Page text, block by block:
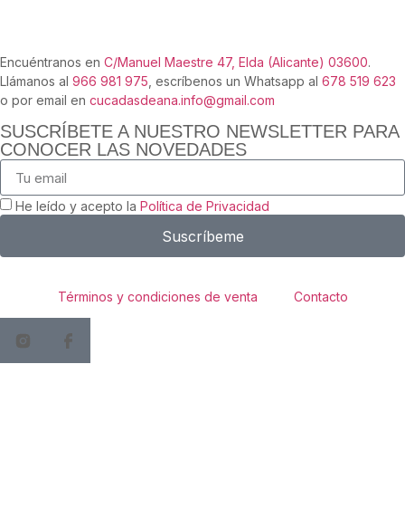
Encuéntranos en C/Manuel Maestre 47, Elda (Alicante) 03600.
Llámanos al 966 981 975 , escríbenos un Whatsapp al 678 519 623
o por email en cucadasdeana.info@gmail.com
SUSCRÍBETE A NUESTRO NEWSLETTER PARA
CONOCER LAS NOVEDADES
He leído y acepto la Política de Privacidad
Suscríbeme
Términos y condiciones de venta Contacto